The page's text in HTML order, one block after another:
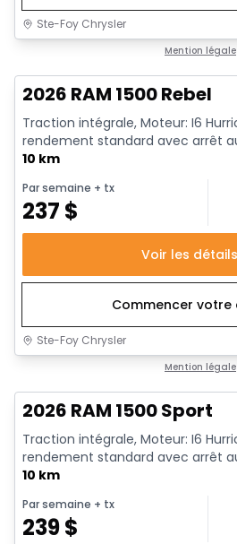
Ste-Foy Chrysler
Mention légale
2026 RAM 1500 Rebel
Traction intégrale, Moteur: I6
rendement standard avec arrêt
10 km
Par semaine + tx
237 $
Voir les détails
Commencer votre
Ste-Foy Chrysler
Mention légale
2026 RAM 1500 Sport
Traction intégrale, Moteur: I6
rendement standard avec arrêt
10 km
Par semaine + tx
239$